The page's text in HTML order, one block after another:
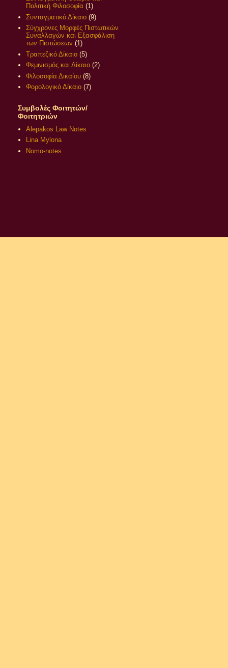
Πολιτική Φιλοσοφία (1)
Συνταγματικό Δίκαιο (9)
Σύγχρονες Μορφές Πιστωτικών
Συναλλαγών και Εξασφάλιση
των Πιστώσεων (1)
Τραπεζικό Δίκαιο (5)
Φεμινισμός και Δίκαιο (2)
Φιλοσοφία Δικαίου (8)
Φορολογικό Δίκαιο (7)
Συμβολές Φοιτητών/
Φοιτητριών
Alepakos Law Notes
Lina Mylona
Nomo-notes